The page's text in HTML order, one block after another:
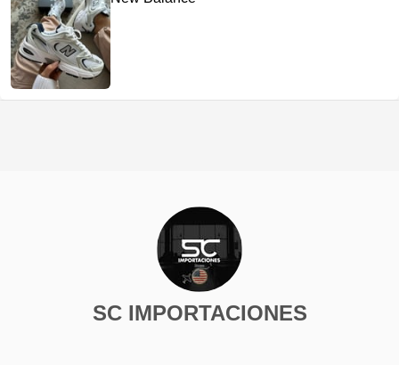
SC IMPORTACIONES